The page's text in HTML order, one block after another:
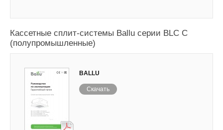
Кассетные сплит-системы Ballu серии BLC C
(полупромышленные)
BALLU
Скачать